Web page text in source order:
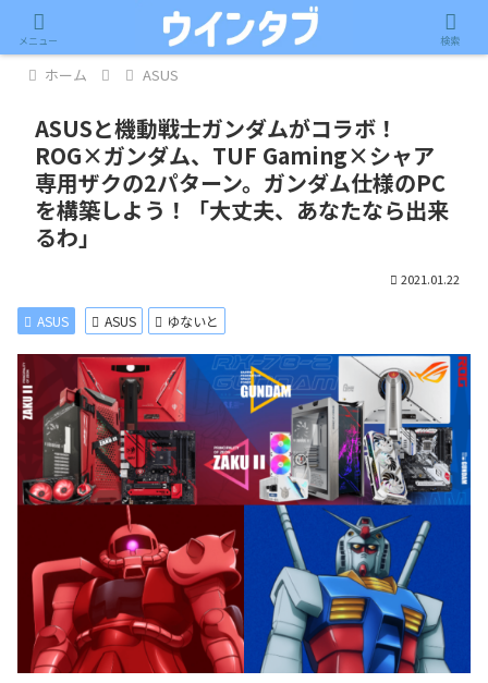
記事内に広告が含まれています。
ホーム ASUS
ASUSと機動戦士ガンダムがコラボ！
ROG×ガンダム、TUF Gaming×シャア
専用ザクの2パターン。ガンダム仕様のPC
を構築しよう！「大丈夫、あなたなら出来
るわ」
2021.01.22
ASUS ASUS ゆないと
メニュー 検索